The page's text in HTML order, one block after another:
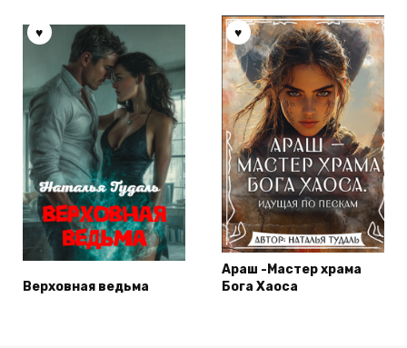
Верховная ведьма
Араш -Мастер храма
Бога Хаоса